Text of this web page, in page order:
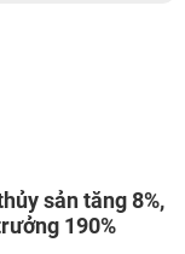
sản tăng 8%,
190%